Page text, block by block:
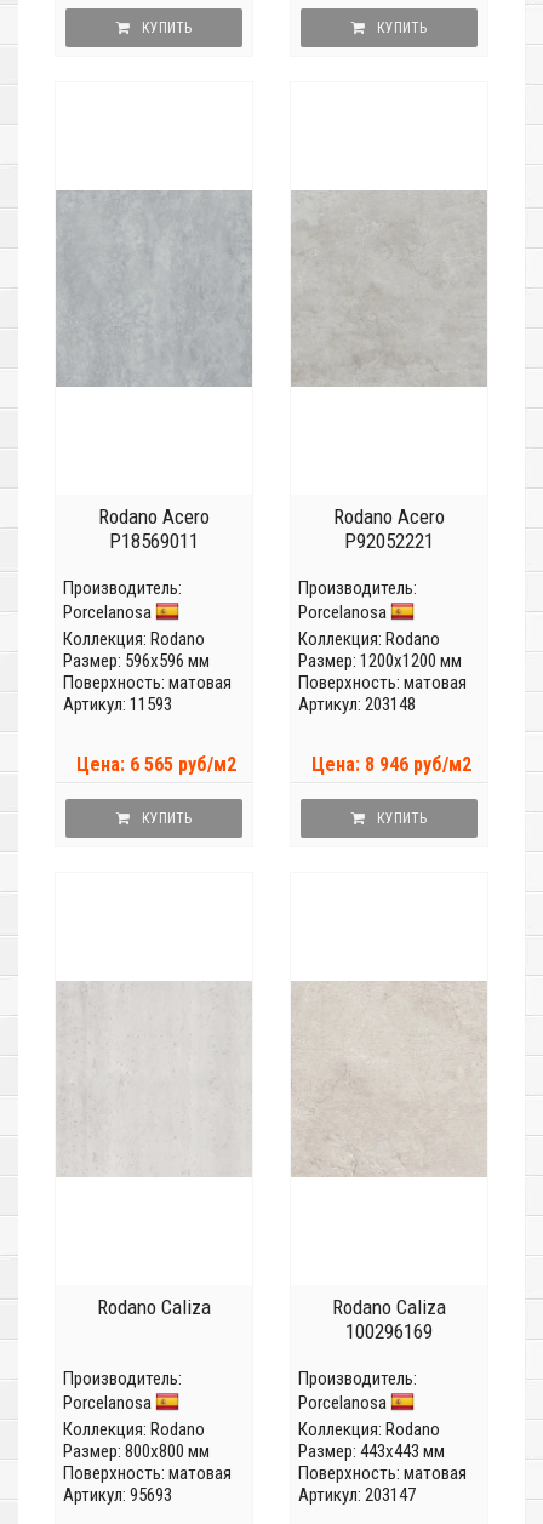
КУПИТЬ КУПИТЬ
Rodano Acero
P18569011
Производитель:
Porcelanosa
Коллекция: Rodano
Размер: 596x596 мм
Поверхность: матовая
Артикул: 11593
Цена: 6 565 руб/м2
КУПИТЬ
Rodano Acero
P92052221
Производитель:
Porcelanosa
Коллекция: Rodano
Размер: 1200x1200 мм
Поверхность: матовая
Артикул: 203148
Цена: 8 946 руб/м2
КУПИТЬ
Rodano Caliza
Производитель:
Porcelanosa
Коллекция: Rodano
Размер: 800x800 мм
Поверхность: матовая
Артикул: 95693
Rodano Caliza
100296169
Производитель:
Porcelanosa
Коллекция: Rodano
Размер: 443x443 мм
Поверхность: матовая
Артикул: 203147